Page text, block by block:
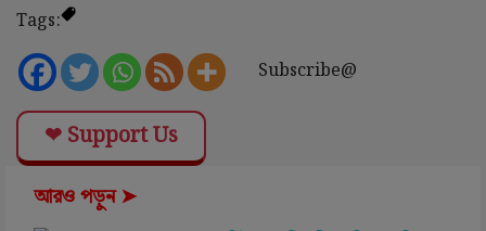
Tags:
Subscribe@
❤ Support Us
আরও পড়ুন ➤